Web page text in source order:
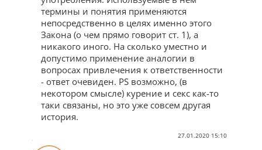
термины и понятия применяются
непосредственно в целях именно этого
Закона (о чем прямо говорит ст. 1), а
никакого иного. На сколько уместно и
допустимо применение аналогии в
вопросах привлечения к ответственности
- ответ очевиден. PS возможно, (в
некотором смысле) курение и секс как-то
таки связаны, но это уже совсем другая
история.
27.01.2020 15:10